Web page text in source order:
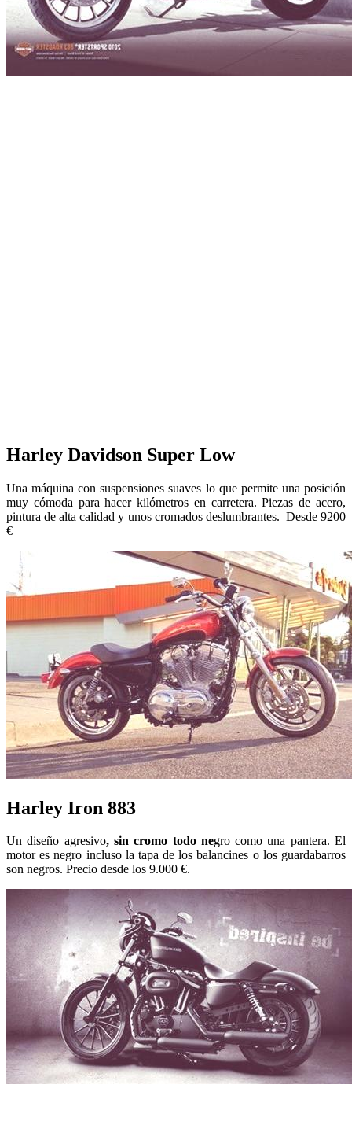
Harley Davidson Super Low
Una máquina con suspensiones suaves lo que permite una posición
muy cómoda para hacer kilómetros en carretera. Piezas de acero,
pintura de alta calidad y unos cromados deslumbrantes. Desde 9200
€
Harley Iron 883
Un diseño agresivo, sin cromo todo negro como una pantera. El
motor es negro incluso la tapa de los balancines o los guardabarros
son negros. Precio desde los 9.000 €.